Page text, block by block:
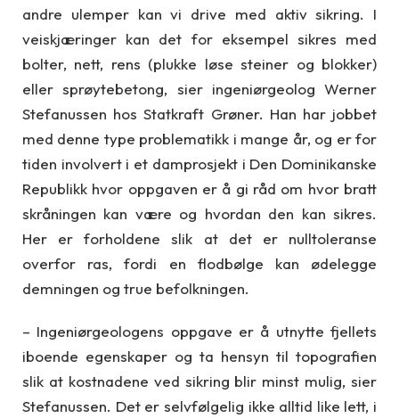
andre ulemper kan vi drive med aktiv sikring. I
veiskjæringer kan det for eksempel sikres med
bolter, nett, rens (plukke løse steiner og blokker)
eller sprøytebetong, sier ingeniørgeolog Werner
Stefanussen hos Statkraft Grøner. Han har jobbet
med denne type problematikk i mange år, og er for
tiden involvert i et damprosjekt i Den Dominikanske
Republikk hvor oppgaven er å gi råd om hvor bratt
skråningen kan være og hvordan den kan sikres.
Her er forholdene slik at det er nulltoleranse
overfor ras, fordi en flodbølge kan ødelegge
demningen og true befolkningen.
– Ingeniørgeologens oppgave er å utnytte fjellets
iboende egenskaper og ta hensyn til topografien
slik at kostnadene ved sikring blir minst mulig, sier
Stefanussen. Det er selvfølgelig ikke alltid like lett, i